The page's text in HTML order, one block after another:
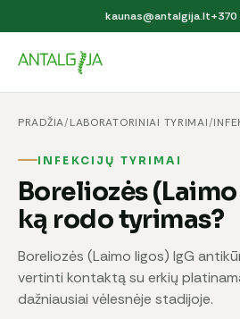
kaunas@antalgija.lt+370
PRADŽIA/LABORATORINIAI TYRIMAI/
INFEKCIJŲ TYRIMAI
Boreliozės
ką rodo tyrimas?
Boreliozės (Laimo ligos) IgG
vertinti kontaktą su erkių
dažniausiai vėlesnėje stadijoje.